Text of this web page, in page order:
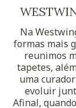
Na
formas mais
reunimos
tapetes,
uma
evoluir
Afinal,